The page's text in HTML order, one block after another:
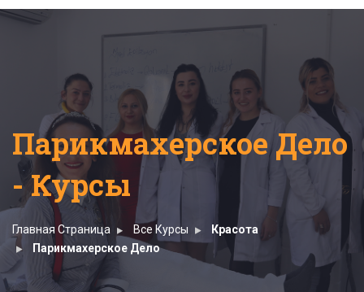
Парикмахерское Дело
- Курсы
Главная Страница Все Курсы
Красота
Парикмахерское Дело